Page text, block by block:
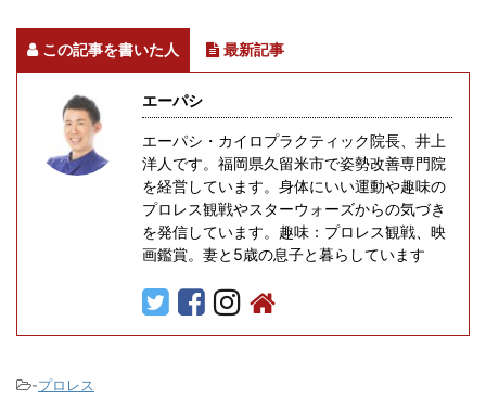
この記事を書いた人 最新記事
エーパシ
エーパシ・カイロプラクティック院長、井上
洋人です。福岡県久留米市で姿勢改善専門院
を経営しています。身体にいい運動や趣味の
プロレス観戦やスターウォーズからの気づき
を発信しています。趣味：プロレス観戦、映
画鑑賞。妻と5歳の息子と暮らしています
-プロレス